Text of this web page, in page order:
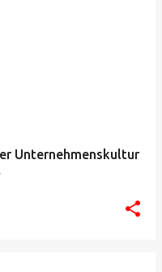
Unternehmenskultur